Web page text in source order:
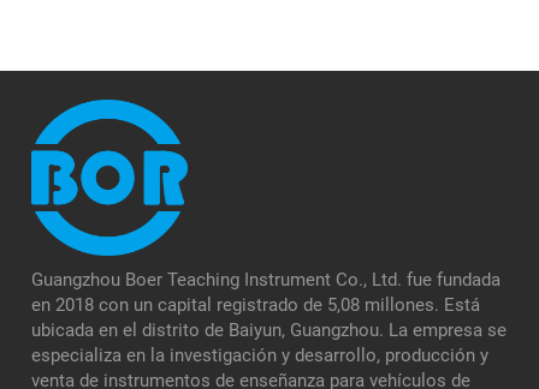
Guangzhou Boer Teaching Instrument Co., Ltd. fue fundada
en 2018 con un capital registrado de 5,08 millones. Está
ubicada en el distrito de Baiyun, Guangzhou. La empresa se
especializa en la investigación y desarrollo, producción y
venta de instrumentos de enseñanza para vehículos de